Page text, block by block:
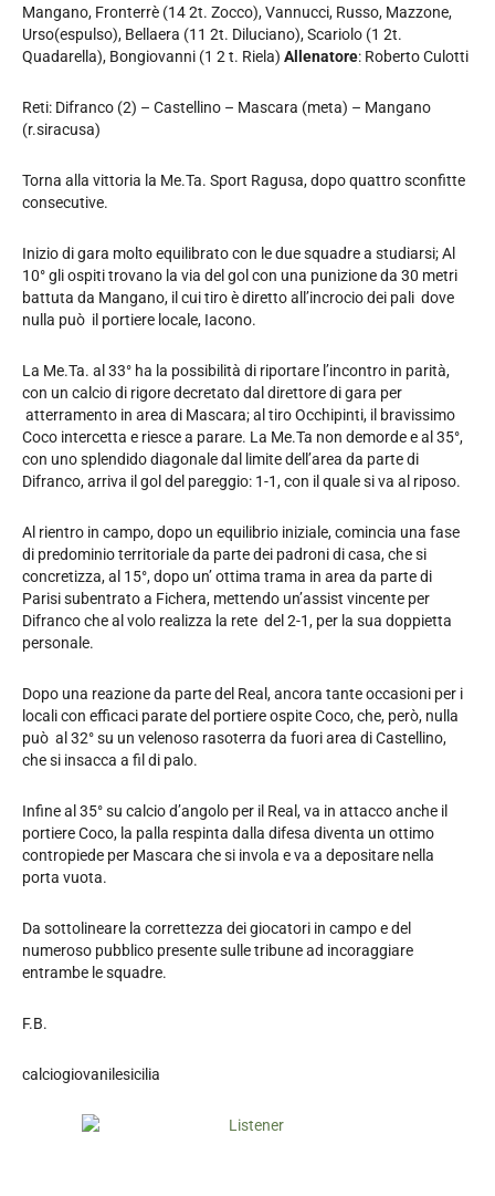
Mangano, Fronterrè (14 2t. Zocco), Vannucci, Russo, Mazzone,
Urso(espulso), Bellaera (11 2t. Diluciano), Scariolo (1 2t.
Quadarella), Bongiovanni (1 2 t. Riela) Allenatore: Roberto Culotti
Reti: Difranco (2) – Castellino – Mascara (meta) – Mangano
(r.siracusa)
Torna alla vittoria la Me.Ta. Sport Ragusa, dopo quattro sconfitte
consecutive.
Inizio di gara molto equilibrato con le due squadre a studiarsi; Al
10° gli ospiti trovano la via del gol con una punizione da 30 metri
battuta da Mangano, il cui tiro è diretto all’incrocio dei pali dove
nulla può il portiere locale, Iacono.
La Me.Ta. al 33° ha la possibilità di riportare l’incontro in parità,
con un calcio di rigore decretato dal direttore di gara per
atterramento in area di Mascara; al tiro Occhipinti, il bravissimo
Coco intercetta e riesce a parare. La Me.Ta non demorde e al 35°,
con uno splendido diagonale dal limite dell’area da parte di
Difranco, arriva il gol del pareggio: 1-1, con il quale si va al riposo.
Al rientro in campo, dopo un equilibrio iniziale, comincia una fase
di predominio territoriale da parte dei padroni di casa, che si
concretizza, al 15°, dopo un’ ottima trama in area da parte di
Parisi subentrato a Fichera, mettendo un’assist vincente per
Difranco che al volo realizza la rete del 2-1, per la sua doppietta
personale.
Dopo una reazione da parte del Real, ancora tante occasioni per i
locali con efficaci parate del portiere ospite Coco, che, però, nulla
può al 32° su un velenoso rasoterra da fuori area di Castellino,
che si insacca a fil di palo.
Infine al 35° su calcio d’angolo per il Real, va in attacco anche il
portiere Coco, la palla respinta dalla difesa diventa un ottimo
contropiede per Mascara che si invola e va a depositare nella
porta vuota.
Da sottolineare la correttezza dei giocatori in campo e del
numeroso pubblico presente sulle tribune ad incoraggiare
entrambe le squadre.
F.B.
calciogiovanilesicilia